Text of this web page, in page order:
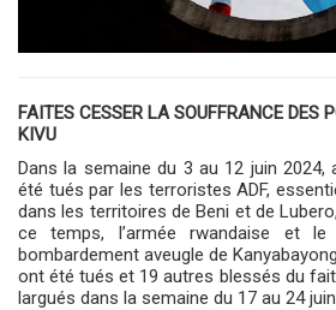
FAITES CESSER LA SOUFFRANCE DES
KIVU
Dans la semaine du 3 au 12 juin
été tués par les terroristes ADF,
dans les territoires de Beni et de
ce temps, l’armée rwandaise et le
bombardement aveugle de
ont été tués et 19 autres blessés du
largués dans la semaine du 17 au 24